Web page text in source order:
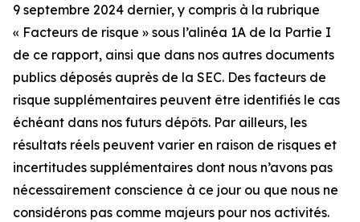
9 septembre 2024 dernier, y compris à la rubrique
« Facteurs de risque » sous l’alinéa 1A de la Partie I
de ce rapport, ainsi que dans nos autres documents
publics déposés auprès de la SEC. Des facteurs de
risque supplémentaires peuvent être identifiés le cas
échéant dans nos futurs dépôts. Par ailleurs, les
résultats réels peuvent varier en raison de risques et
incertitudes supplémentaires dont nous n’avons pas
nécessairement conscience à ce jour ou que nous ne
considérons pas comme majeurs pour nos activités.